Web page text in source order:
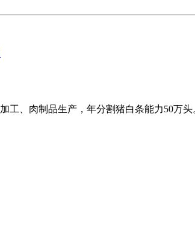
工、肉制品生产，年分割猪白条能力50万